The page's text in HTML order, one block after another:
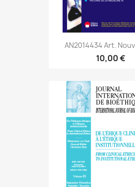
AN2014434 Art.
10,00 €